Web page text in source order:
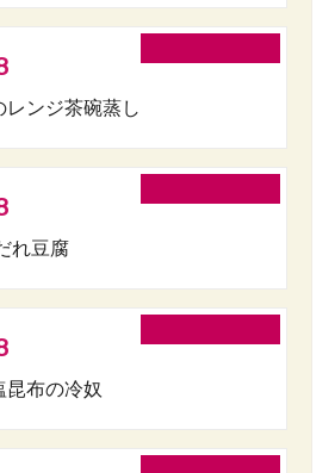
レンジ茶碗蒸し
れ豆腐
昆布の冷奴